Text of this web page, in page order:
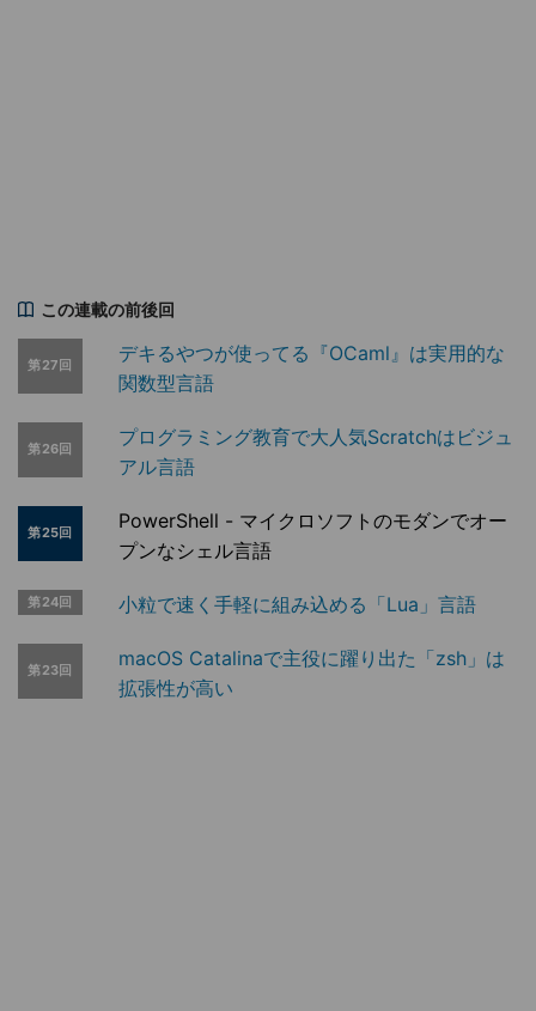
この連載の前後回
第27回
デキるやつが使ってる『OCaml』は実用的な
関数型言語
第26回
プログラミング教育で大人気Scratchはビジュ
アル言語
第25回
PowerShell - マイクロソフトのモダンでオー
プンなシェル言語
第24回 小粒で速く手軽に組み込める「Lua」言語
第23回
macOS Catalinaで主役に躍り出た「zsh」は
拡張性が高い